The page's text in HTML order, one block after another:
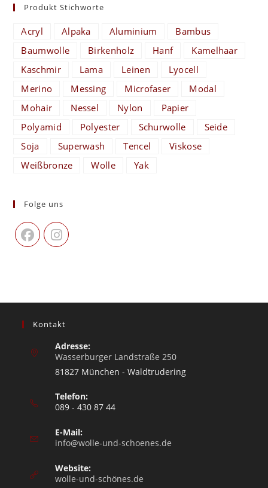
Produkt Stichworte
Acryl Alpaka Aluminium
Bambus
Baumwolle
Birkenholz Hanf
Kamelhaar
Kaschmir
Lama Leinen
Lyocell
Merino
Messing Microfaser
Modal
Mohair
Nessel Nylon
Papier
Polyamid
Polyester Schurwolle
Seide
Soja
Superwash Tencel
Viskose
Weißbronze
Wolle Yak
Folge uns
Kontakt
Adresse:
Wasserburger Landstraße 250
81827 München - Waldtrudering
Telefon:
089 - 430 87 44
E-Mail:
info@wolle-und-schoenes.de
Website:
wolle-und-schönes.de